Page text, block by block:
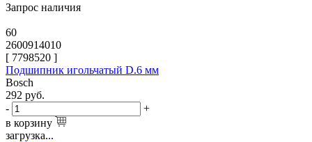
Запрос наличия
60
2600914010
[ 7798520 ]
Подшипник игольчатый D.6 мм
Bosch
292 руб.
-
+
в корзину
загрузка...